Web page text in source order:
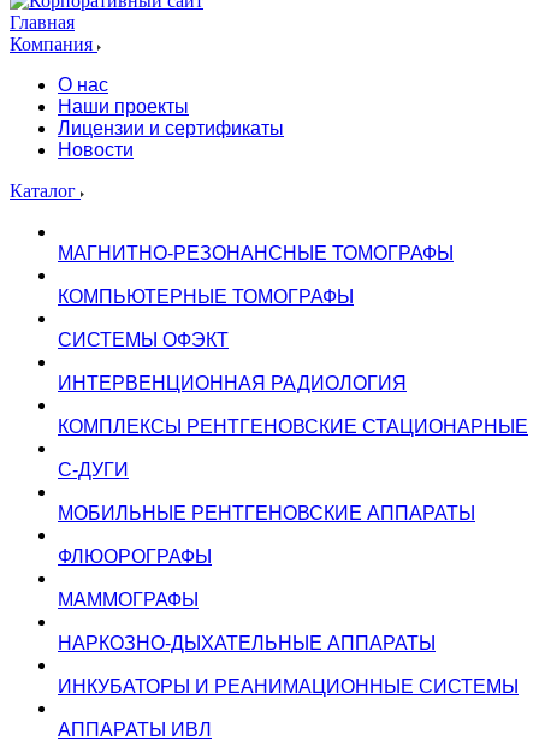
Главная
Компания
О нас
Наши проекты
Лицензии и сертификаты
Новости
Каталог
МАГНИТНО-РЕЗОНАНСНЫЕ ТОМОГРАФЫ
КОМПЬЮТЕРНЫЕ ТОМОГРАФЫ
СИСТЕМЫ ОФЭКТ
ИНТЕРВЕНЦИОННАЯ РАДИОЛОГИЯ
КОМПЛЕКСЫ РЕНТГЕНОВСКИЕ СТАЦИОНАРНЫЕ
С-ДУГИ
МОБИЛЬНЫЕ РЕНТГЕНОВСКИЕ АППАРАТЫ
ФЛЮОРОГРАФЫ
МАММОГРАФЫ
НАРКОЗНО-ДЫХАТЕЛЬНЫЕ АППАРАТЫ
ИНКУБАТОРЫ И РЕАНИМАЦИОННЫЕ СИСТЕМЫ
АППАРАТЫ ИВЛ